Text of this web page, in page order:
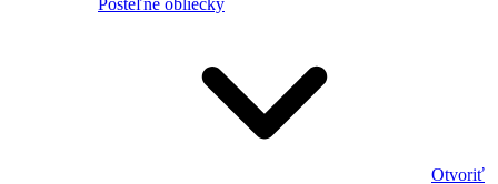
Posteľné obliečky
Otvoriť